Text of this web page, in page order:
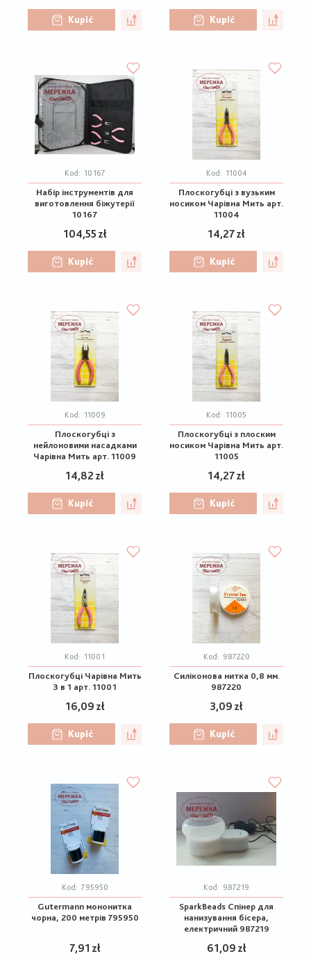
Kupić Kupić
Kod: 10167
Набір інструментів для
виготовлення біжутерії
10167
104,55 zł
Kupić
Kod: 11004
Плоскогубці з вузьким
носиком Чарівна Мить арт.
11004
14,27 zł
Kupić
Kod: 11009
Плоскогубці з
нейлоновими насадками
Чарівна Мить арт. 11009
14,82 zł
Kupić
Kod: 11005
Плоскогубці з плоским
носиком Чарівна Мить арт.
11005
14,27 zł
Kupić
Kod: 11001
Плоскогубці Чарівна Мить
3 в 1 арт. 11001
16,09 zł
Kupić
Kod: 987220
Силіконова нитка 0,8 мм.
987220
3,09 zł
Kupić
Kod: 795950
Gutermann мононитка
чорна, 200 метрів 795950
7,91 zł
Kod: 987219
SparkBeads Спінер для
нанизування бісера,
електричний 987219
61,09 zł